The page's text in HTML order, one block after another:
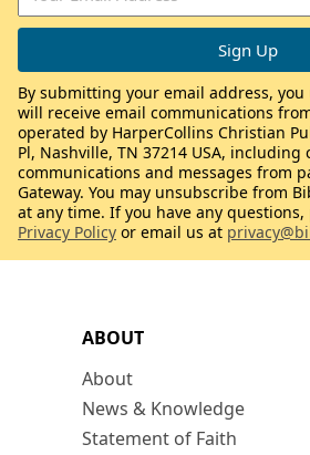
ABOUT
About
News & Knowledge
Statement of Faith
By submitting your email address,
will receive email communications
operated by HarperCollins Christian
Pl, Nashville, TN 37214 USA, including
communications and messages from
Gateway. You may unsubscribe from
at any time. If you have any
Privacy Policy or email us at